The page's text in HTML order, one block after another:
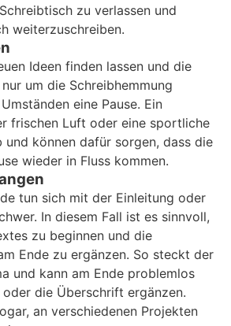
zu verlassen und
weiterzuschreiben.
Ideen finden lassen und die
um die Schreibhemmung
eine Pause. Ein
frischen Luft oder eine sportliche
können dafür sorgen, dass die
wieder in Fluss kommen.
tun sich mit der Einleitung oder
In diesem Fall ist es sinnvoll,
zu beginnen und die
Ende zu ergänzen. So steckt der
und kann am Ende problemlos
die Überschrift ergänzen.
an verschiedenen Projekten